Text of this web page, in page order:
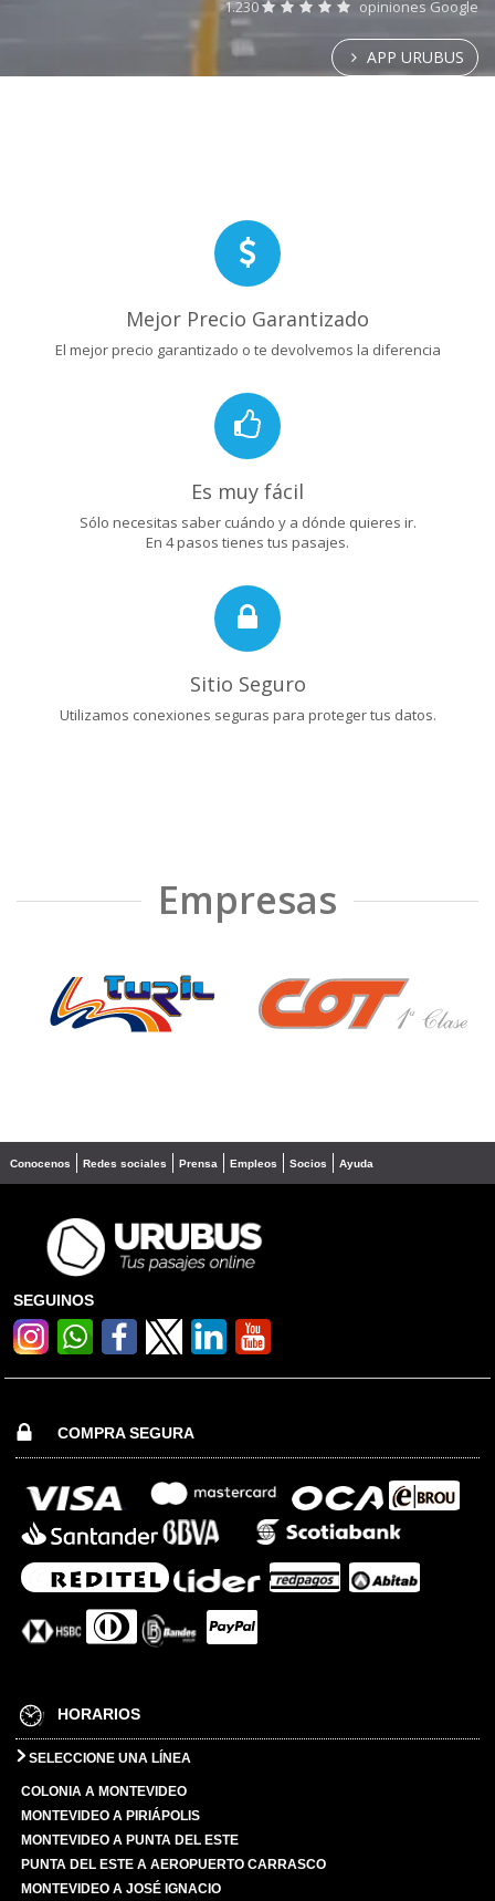
1.230
opiniones Google
APP URUBUS
Mejor Precio Garantizado
El mejor precio garantizado o te devolvemos la diferencia
Es muy fácil
Sólo necesitas saber cuándo y a dónde quieres ir.
En 4 pasos tienes tus pasajes.
Sitio Seguro
Utilizamos conexiones seguras para proteger tus datos.
Empresas
❮ ❯
Conocenos Redes sociales Prensa Empleos Socios Ayuda
SEGUINOS
COMPRA SEGURA
HORARIOS
SELECCIONE UNA LÍNEA
COLONIA A MONTEVIDEO
MONTEVIDEO A PIRIÁPOLIS
MONTEVIDEO A PUNTA DEL ESTE
PUNTA DEL ESTE A AEROPUERTO CARRASCO
MONTEVIDEO A JOSÉ IGNACIO